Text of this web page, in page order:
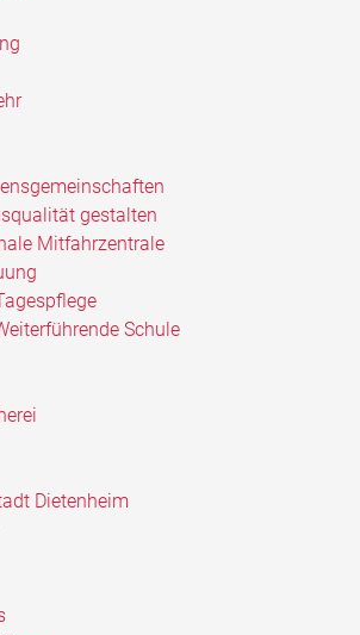
gestalten
Mitfahrzentrale
Schule
Dietenheim